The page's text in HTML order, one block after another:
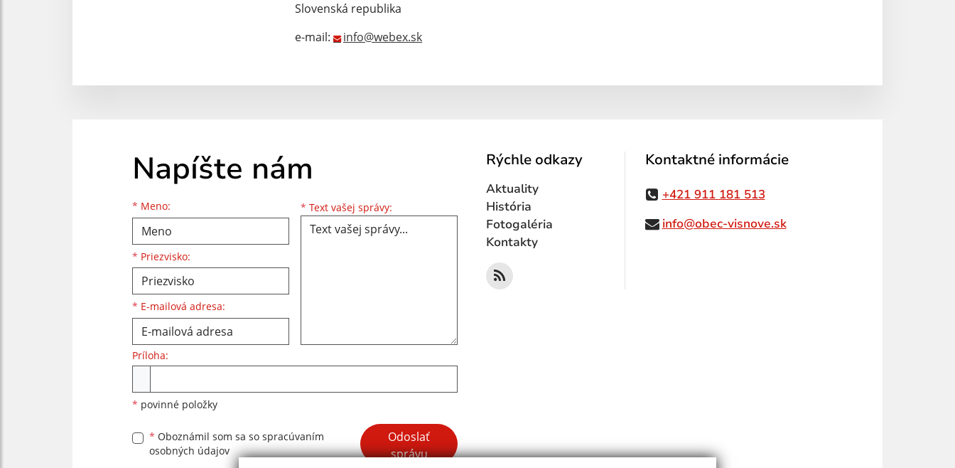
Slovenská republika
e-mail:
info@webex.sk
Napíšte nám
* Meno:
Meno
* Priezvisko:
Priezvisko
* E-mailová adresa:
E-mailová adresa * Text vašej správy: Text vašej správy...
Príloha:
* povinné položky
* Oboznámil som sa so spracúvaním
osobných údajov
Google reCaptcha Response
Odoslať
správu
Rýchle odkazy
Aktuality
História
Fotogaléria
Kontakty
Kontaktné informácie
+421 911 181 513
info@obec-visnove.sk